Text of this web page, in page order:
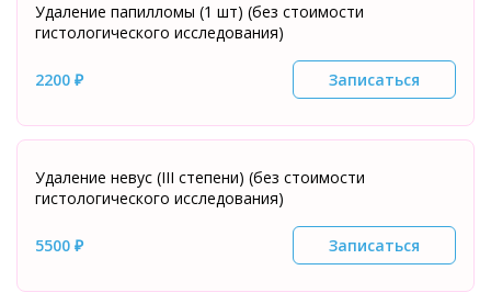
Удаление папилломы (1 шт) (без стоимости
гистологического исследования)
2200 ₽ Записаться
Удаление невус (III степени) (без стоимости
гистологического исследования)
5500 ₽ Записаться